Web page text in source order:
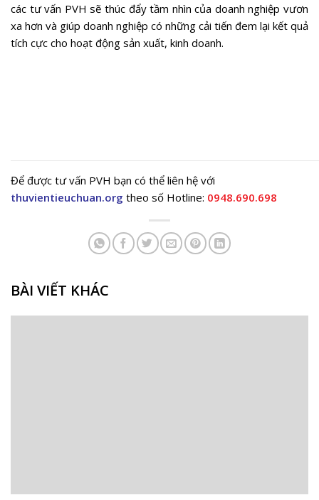
các tư vấn PVH sẽ thúc đẩy tầm nhìn của doanh nghiệp vươn
xa hơn và giúp doanh nghiệp có những cải tiến đem lại kết quả
tích cực cho hoạt động sản xuất, kinh doanh.
Để được tư vấn PVH bạn có thể liên hệ với
thuvientieuchuan.org theo số Hotline: 0948.690.698
BÀI VIẾT KHÁC